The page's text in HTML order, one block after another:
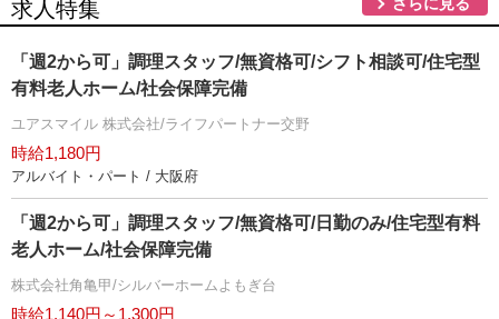
求人特集
「週2から可」調理スタッフ/無資格可/シフト相談可/住宅型
有料老人ホーム/社会保障完備
ユアスマイル 株式会社/ライフパートナー交野
時給1,180円
アルバイト・パート / 大阪府
「週2から可」調理スタッフ/無資格可/日勤のみ/住宅型有料
老人ホーム/社会保障完備
株式会社角亀甲/シルバーホームよもぎ台
時給1,140円～1,300円